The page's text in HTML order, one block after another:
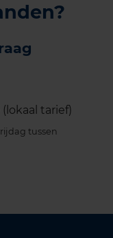
(lokaal tarief)
tussen